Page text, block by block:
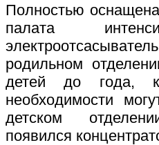
Полностью
палата
родильном
детей до года,
необходимости
детском
появился